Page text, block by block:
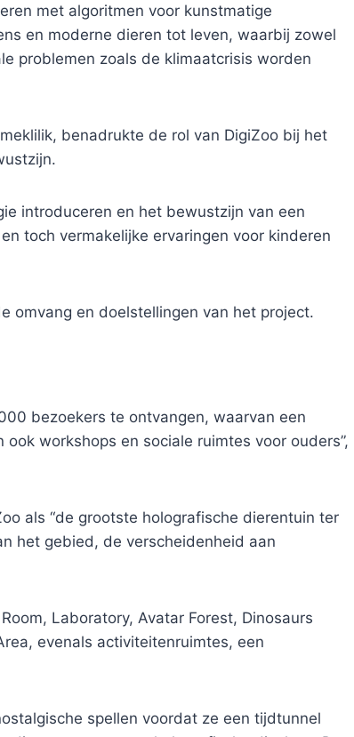
met algoritmen voor kunstmatige
en moderne dieren tot leven, waarbij zowel
problemen zoals de klimaatcrisis worden
benadrukte de rol van DigiZoo bij het
introduceren en het bewustzijn van een
toch vermakelijke ervaringen voor kinderen
omvang en doelstellingen van het project.
bezoekers te ontvangen, waarvan een
workshops en sociale ruimtes voor ouders”,
als “de grootste holografische dierentuin ter
het gebied, de verscheidenheid aan
Laboratory, Avatar Forest, Dinosaurs
evenals activiteitenruimtes, een
spellen voordat ze een tijdtunnel